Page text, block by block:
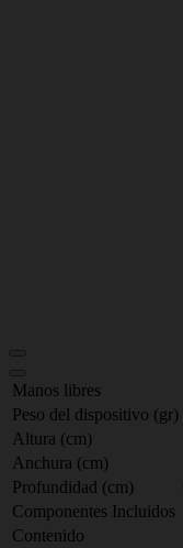
Manos libres
Peso del dispositivo (gr)
Altura (cm)
Anchura (cm)
Profundidad (cm)
Componentes Incluidos
Contenido